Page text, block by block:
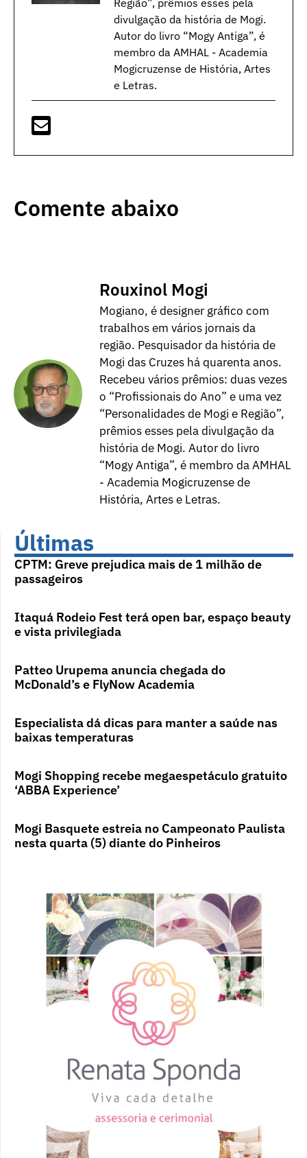
Região”, prêmios esses pela
divulgação da história de Mogi.
Autor do livro “Mogy Antiga”, é
membro da AMHAL - Academia
Mogicruzense de História, Artes
e Letras.
Comente abaixo
Rouxinol Mogi
Mogiano, é designer gráfico com
trabalhos em vários jornais da
região. Pesquisador da história de
Mogi das Cruzes há quarenta anos.
Recebeu vários prêmios: duas vezes
o “Profissionais do Ano” e uma vez
“Personalidades de Mogi e Região”,
prêmios esses pela divulgação da
história de Mogi. Autor do livro
“Mogy Antiga”, é membro da AMHAL
- Academia Mogicruzense de
História, Artes e Letras.
Últimas
CPTM: Greve prejudica mais de 1 milhão de
passageiros
Itaquá Rodeio Fest terá open bar, espaço beauty
e vista privilegiada
Patteo Urupema anuncia chegada do
McDonald’s e FlyNow Academia
Especialista dá dicas para manter a saúde nas
baixas temperaturas
Mogi Shopping recebe megaespetáculo gratuito
‘ABBA Experience’
Mogi Basquete estreia no Campeonato Paulista
nesta quarta (5) diante do Pinheiros